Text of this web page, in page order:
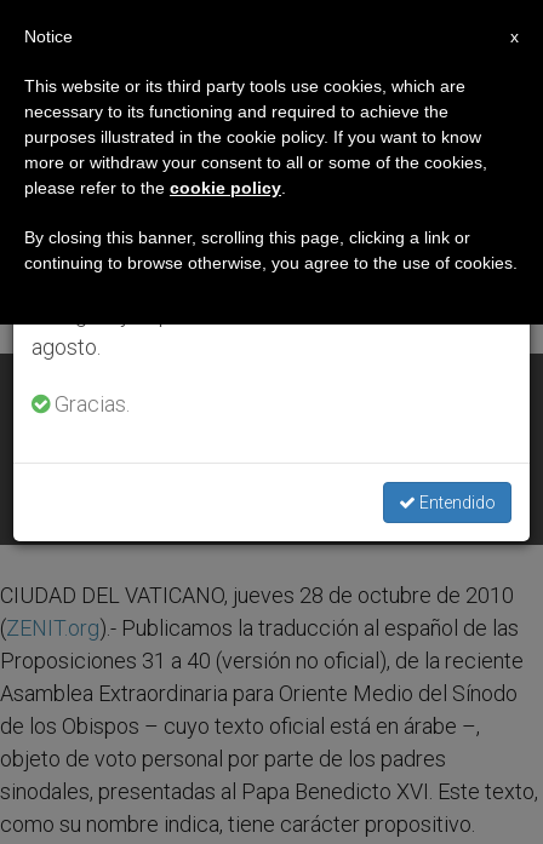
DÍA
Octubre 28th, 2010
ÚLTIMAS NOTICIAS
OCT 28, 2010 00:00
CIUDAD DEL VATICANO, jueves 28 de octubre de 2010
(ZENIT.org).- Publicamos la traducción al español de las
Proposiciones 31 a 40 (versión no oficial), de la reciente
Asamblea Extraordinaria para Oriente Medio del Sínodo
de los Obispos – cuyo texto oficial está en árabe –,
objeto de voto personal por parte de los padres
sinodales, presentadas al Papa Benedicto XVI. Este texto,
como su nombre indica, tiene carácter propositivo.
×
Aviso importante
Del 27 de julio al 7 de agosto haremos la pausa
anual, aprovechando que en el periodo de verano
se generan menos informaciones y también el
agosto.
Gracias.
Entendido
x
Notice
This website or its third party tools use cookies, which are
necessary to its functioning and required to achieve the
purposes illustrated in the cookie policy. If you want to know
more or withdraw your consent to all or some of the cookies,
please refer to the cookie policy
By closing this banner, scrolling this page, clicking a link or
continuing to browse otherwise, you agree to the use of cookies.